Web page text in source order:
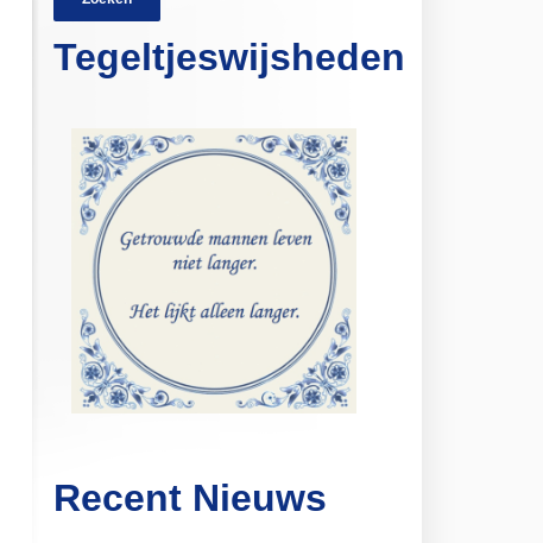
Tegeltjeswijsheden
Recent Nieuws